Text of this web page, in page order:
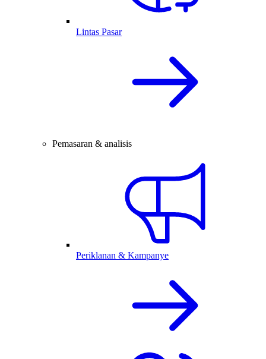
Lintas Pasar
Pemasaran & analisis
Periklanan & Kampanye